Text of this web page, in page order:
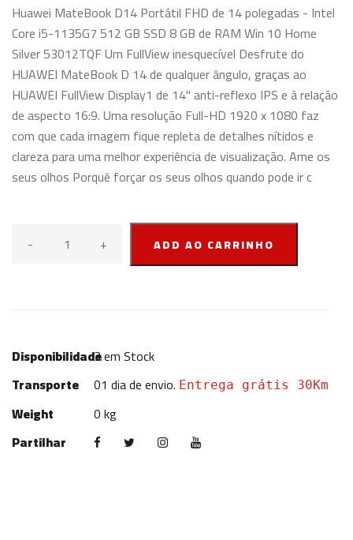
Huawei MateBook D14 Portátil FHD de 14 polegadas - Intel
Core i5-1135G7 512 GB SSD 8 GB de RAM Win 10 Home
Silver 53012TQF Um FullView inesquecível Desfrute do
HUAWEI MateBook D 14 de qualquer ângulo, graças ao
HUAWEI FullView Display1 de 14" anti-reflexo IPS e à relação
de aspecto 16:9. Uma resolução Full-HD 1920 x 1080 faz
com que cada imagem fique repleta de detalhes nítidos e
clareza para uma melhor experiência de visualização. Ame os
seus olhos Porquê forçar os seus olhos quando pode ir c
- + ADD AO CARRINHO
Disponibilidade
3em Stock
Transporte
01 dia de envio. Entrega grátis 30Km
Weight
0 kg
Partilhar